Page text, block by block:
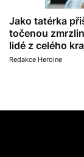
Jako tatérka
točenou
lidé z celého
Redakce Heroine